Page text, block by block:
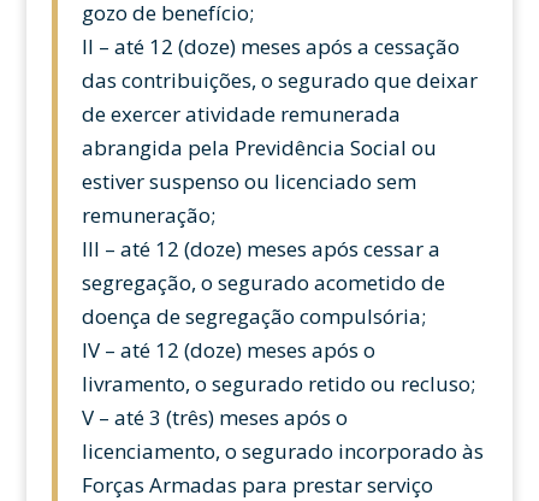
gozo de benefício;
II – até 12 (doze) meses após a cessação
das contribuições, o segurado que deixar
de exercer atividade remunerada
abrangida pela Previdência Social ou
estiver suspenso ou licenciado sem
remuneração;
III – até 12 (doze) meses após cessar a
segregação, o segurado acometido de
doença de segregação compulsória;
IV – até 12 (doze) meses após o
livramento, o segurado retido ou recluso;
V – até 3 (três) meses após o
licenciamento, o segurado incorporado às
Forças Armadas para prestar serviço